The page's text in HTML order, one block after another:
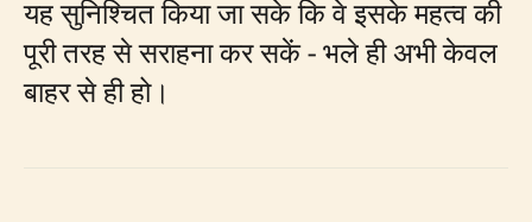
यह सुनिश्चित किया जा सके कि वे इसके महत्व की
पूरी तरह से सराहना कर सकें - भले ही अभी केवल
बाहर से ही हो।